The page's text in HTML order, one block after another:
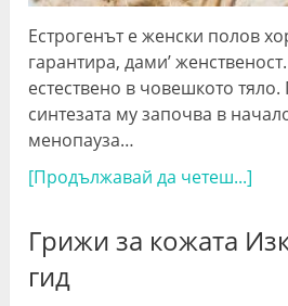
Естрогенът е женски полов
гарантира, дами’
естествено в човешкото
синтезата му започва в
менопауза…
[Продължавай да четеш...]
Грижи за кожата
гид